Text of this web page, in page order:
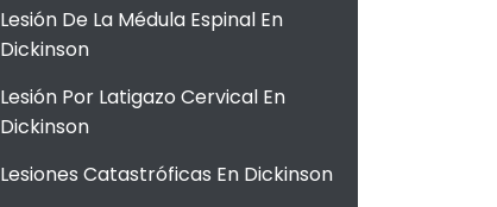
Lesión De La Médula Espinal En
Dickinson
Lesión Por Latigazo Cervical En
Dickinson
Lesiones Catastróficas En Dickinson